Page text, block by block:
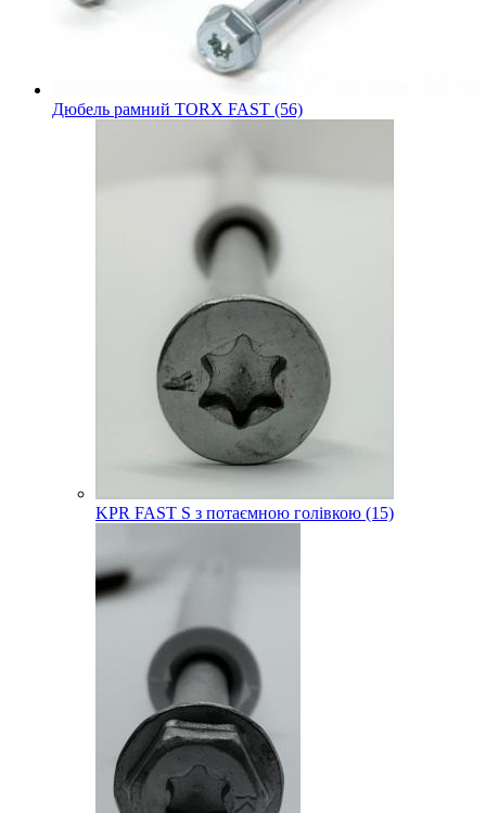
Дюбель рамний TORX FAST (56)
KPR FAST S з потаємною голівкою (15)